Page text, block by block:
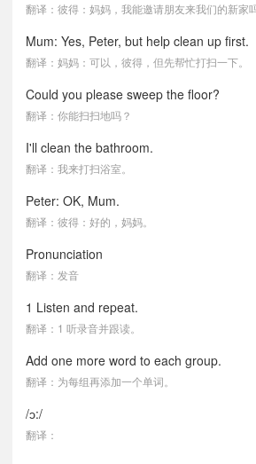
翻译：彼得：妈妈，我能邀请朋友来我们的新家
Mum: Yes, Peter, but help clean up first.
翻译：妈妈：可以，彼得，但先帮忙打扫一下。
Could you please sweep the floor?
翻译：你能扫扫地吗？
I'll clean the bathroom.
翻译：我来打扫浴室。
Peter: OK, Mum.
翻译：彼得：好的，妈妈。
Pronunciation
翻译：发音
1 Listen and repeat.
翻译：1 听录音并跟读。
Add one more word to each group.
翻译：为每组再添加一个单词。
/ɔ:/
翻译：